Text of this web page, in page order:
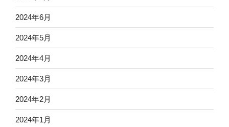
2024年6月
2024年5月
2024年4月
2024年3月
2024年2月
2024年1月